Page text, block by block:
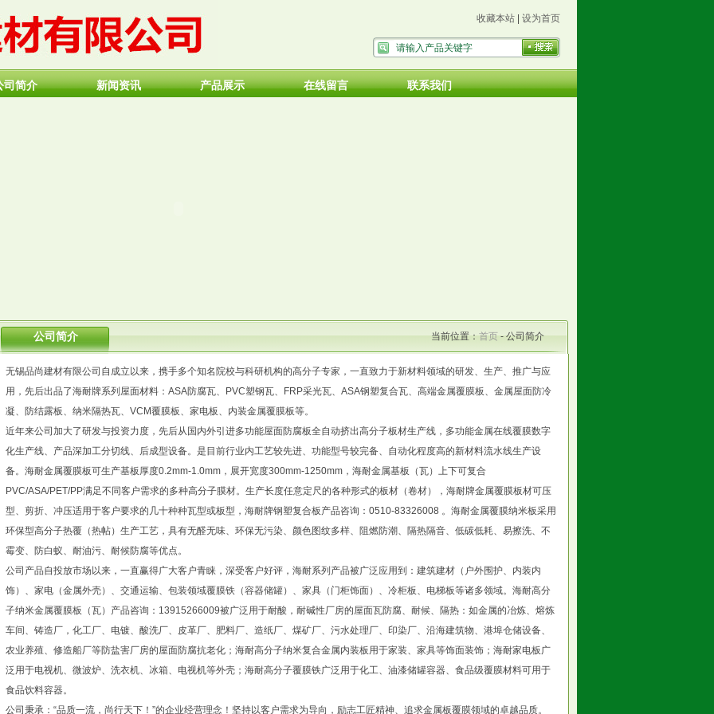
收藏本站 设为首页
司简介 新闻资讯 产品展示 在线留言 联系我们
公司简介 当前位置：首页- 公司简介
无锡品尚建材有限公司自成立以来，携手多个知名院校与科研机构的高分子专家，一直致力于新材料领域的研发、生产、推广与应
用，先后出品了海耐牌系列屋面材料：ASA防腐瓦、PVC塑钢瓦、FRP采光瓦、ASA钢塑复合瓦、高端金属覆膜板、金属屋面防冷
凝、防结露板、纳米隔热瓦、VCM覆膜板、家电板、内装金属覆膜板等。
近年来公司加大了研发与投资力度，先后从国内外引进多功能屋面防腐板全自动挤出高分子板材生产线，多功能金属在线覆膜数字
化生产线、产品深加工分切线、后成型设备。是目前行业内工艺较先进、功能型号较完备、自动化程度高的新材料流水线生产设
备。海耐金属覆膜板可生产基板厚度0.2mm-1.0mm，展开宽度300mm-1250mm，海耐金属基板（瓦）上下可复合
PVC/ASA/PET/PP满足不同客户需求的多种高分子膜材。生产长度任意定尺的各种形式的板材（卷材），海耐牌金属覆膜板材可压
型、剪折、冲压适用于客户要求的几十种种瓦型或板型，海耐牌钢塑复合板产品咨询：0510-83326008 。海耐金属覆膜纳米板采用
环保型高分子热覆（热帖）生产工艺，具有无醛无味、环保无污染、颜色图纹多样、阻燃防潮、隔热隔音、低碳低耗、易擦洗、不
霉变、防白蚁、耐油污、耐候防腐等优点。
公司产品自投放市场以来，一直赢得广大客户青睐，深受客户好评，海耐系列产品被广泛应用到：建筑建材（户外围护、内装内
饰）、家电（金属外壳）、交通运输、包装领域覆膜铁（容器储罐）、家具（门柜饰面）、冷柜板、电梯板等诸多领域。海耐高分
子纳米金属覆膜板（瓦）产品咨询：13915266009被广泛用于耐酸，耐碱性厂房的屋面瓦防腐、耐候、隔热：如金属的冶炼、熔炼
车间、铸造厂，化工厂、电镀、酸洗厂、皮革厂、肥料厂、造纸厂、煤矿厂、污水处理厂、印染厂、沿海建筑物、港埠仓储设备、
农业养殖、修造船厂等防盐害厂房的屋面防腐抗老化；海耐高分子纳米复合金属内装板用于家装、家具等饰面装饰；海耐家电板广
泛用于电视机、微波炉、洗衣机、冰箱、电视机等外壳；海耐高分子覆膜铁广泛用于化工、油漆储罐容器、食品级覆膜材料可用于
食品饮料容器。
公司秉承：“品质一流，尚行天下！”的企业经营理念！坚持以客户需求为导向，励志工匠精神、追求金属板覆膜领域的卓越品质。